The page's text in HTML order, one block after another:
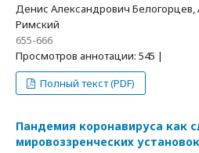
Денис Александрович Белогорцев,
Римский
655-666
Просмотров аннотации: 545 |
Полный текст (PDF)
Пандемия коронавируса как
мировоззренческих установок